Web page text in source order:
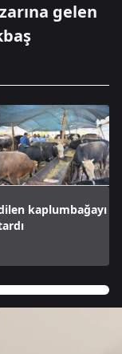
gelen
kaplumbağayı